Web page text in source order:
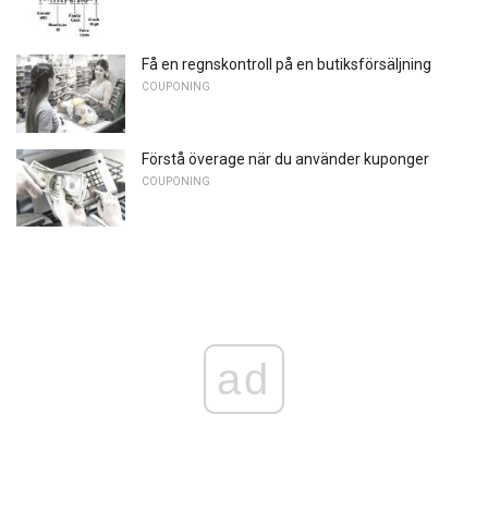
Få en regnskontroll på en butiksförsäljning
COUPONING
Förstå överage när du använder kuponger
COUPONING
ad